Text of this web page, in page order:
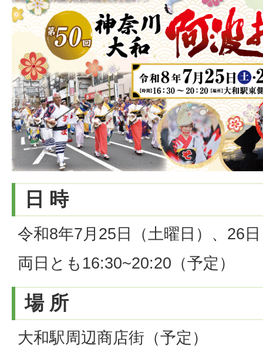
日 時
令和8年7月25日（土曜日）、26
両日とも16:30~20:20（予定）
場 所
大和駅周辺商店街（予定）